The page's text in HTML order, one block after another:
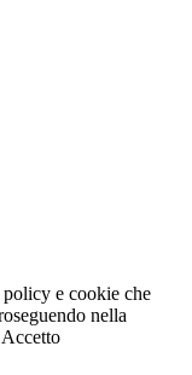
e cookie che
nella
Accetto